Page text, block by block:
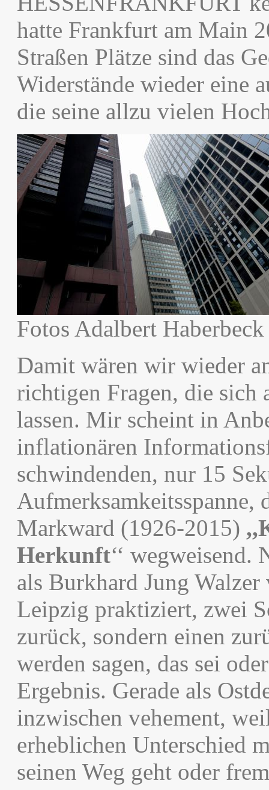
hatte Frankfurt am Main
Straßen Plätze sind das
Widerstände wieder eine
die seine allzu vielen
Fotos Adalbert Haberbeck
Damit wären wir wieder
richtigen Fragen, die sich
lassen. Mir scheint in
inflationären
schwindenden, nur 15
Aufmerksamkeitsspanne,
Markward (1926-2015)
Herkunft‘‘
als Burkhard Jung
Leipzig praktiziert, zwei
zurück, sondern einen
werden sagen, das sei
Ergebnis. Gerade als
inzwischen vehement,
erheblichen Unterschied
seinen Weg geht oder